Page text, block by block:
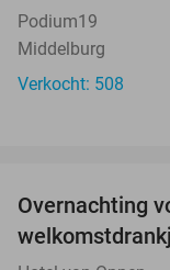
Podium19
Middelburg
Verkocht: 508
Overnachting